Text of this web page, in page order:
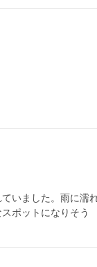
いました。雨に濡
ポットになりそう